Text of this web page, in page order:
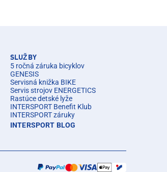
SLUŽBY
5 ročná záruka bicyklov
GENESIS
Servisná knižka BIKE
Servis strojov ENERGETICS
Rastúce detské lyže
INTERSPORT Benefit Klub
INTERSPORT záruky
INTERSPORT BLOG